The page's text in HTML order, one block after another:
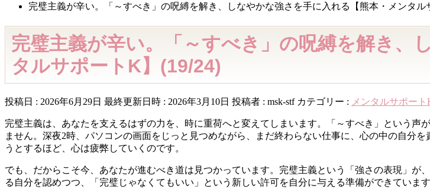
完璧主義が辛い。「～すべき」の呪縛を解き、しなやかな強さを手に入れる【熊本・メンタル
完璧主義が辛い。「～すべき」の呪縛を解き、
タルサポートK】(19/24)
投稿日 : 2026年6月29日 最終更新日時 : 2026年3月10日 投稿者 : msk-stf カテゴリー : メンタルサポート
完璧主義は、あなたを支えるはずの力を、時に重荷へと変えてしまいます。「～すべき」という
ません。深夜2時、パソコンの画面をじっと見つめながら、まだ終わらない仕事に、心の中の自
うとするほど、心は疲弊していくのです。
でも、だからこそ今、あなたが進むべき道は見つかっています。完璧主義という「強さの表現」
る自分を認めつつ、「完璧じゃなくてもいい」という新しい許可を自分に与える準備ができてい